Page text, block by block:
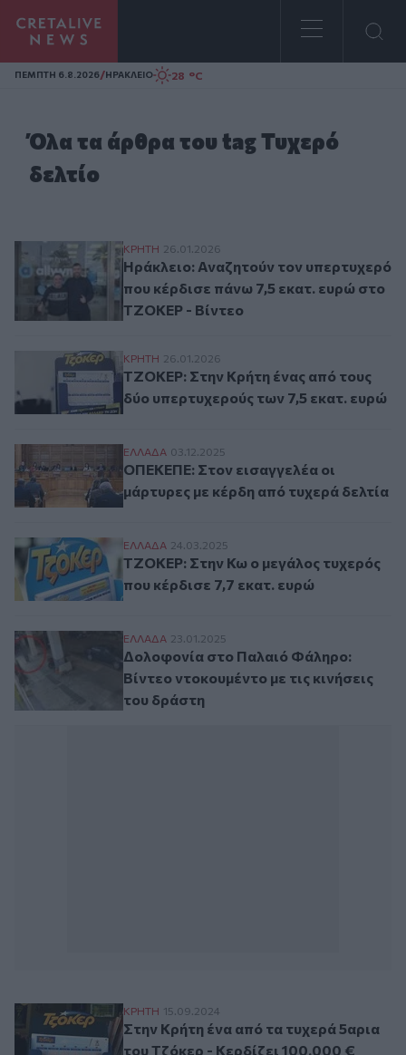
Homepage
ΠΕΜΠΤΗ 6.8.2026/ΗΡΑΚΛΕΙΟ 28 °C
Όλα τα άρθρα του tag Τυχερό
δελτίο
Ηράκλειο: Αναζητούν τον υπερτυχερό
ΚΡΗΤΗ 26.01.2026
Ηράκλειο: Αναζητούν τον υπερτυχερό
που κέρδισε πάνω 7,5 εκατ. ευρώ στο
ΤΖΟΚΕΡ - Βίντεο
ΤΖΟΚΕΡ: Στην Κρήτη ένας από τους δύο
ΚΡΗΤΗ 26.01.2026
ΤΖΟΚΕΡ: Στην Κρήτη ένας από τους
δύο υπερτυχερούς των 7,5 εκατ. ευρώ
ΟΠΕΚΕΠΕ: Στον εισαγγελέα οι μάρτυρες
ΕΛΛAΔΑ 03.12.2025
ΟΠΕΚΕΠΕ: Στον εισαγγελέα οι
μάρτυρες με κέρδη από τυχερά δελτία
ΤΖΟΚΕΡ: Στην Κω ο μεγάλος τυχερός που
ΕΛΛAΔΑ 24.03.2025
ΤΖΟΚΕΡ: Στην Κω ο μεγάλος τυχερός
που κέρδισε 7,7 εκατ. ευρώ
Δολοφονία στο Παλαιό Φάληρο: Βίντεο
ΕΛΛAΔΑ 23.01.2025
Δολοφονία στο Παλαιό Φάληρο:
Βίντεο ντοκουμέντο με τις κινήσεις
του δράστη
Στην Κρήτη ένα από τα τυχερά 5αρια του
ΚΡΗΤΗ 15.09.2024
Στην Κρήτη ένα από τα τυχερά 5αρια
του Τζόκερ - Kερδίζει 100.000 €